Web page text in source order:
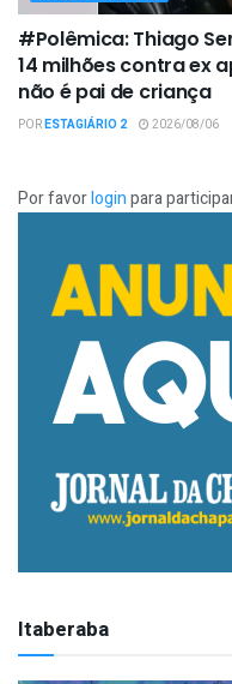
#Polêmica: Thiago
14 milhões contra ex
não é pai de criança
PORESTAGIÁRIO 2 2026/08/06
Por favorloginpara
Itaberaba